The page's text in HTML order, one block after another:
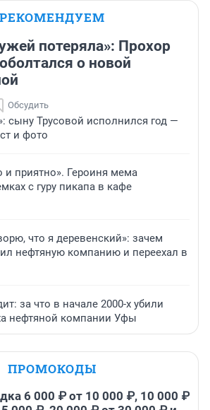
РЕКОМЕНДУЕМ
потеряла»: Прохор
о новой
Обсудить
сыну Трусовой исполнился год —
и фото
и приятно». Героиня мема
с гуру пикапа в кафе
что я деревенский»: зачем
нефтяную компанию и переехал в
за что в начале 2000-х убили
нефтяной компании Уфы
ПРОМОКОДЫ
6 000 ₽ от 10 000 ₽, 10 000 ₽